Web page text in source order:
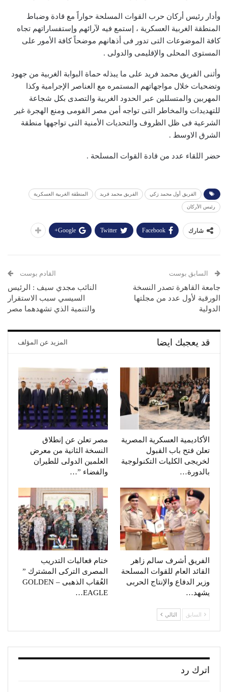
وأدار رئيس أركان حرب القوات المسلحة حواراً مع قادة وضباط
المنطقة الغربية العسكرية ، إستمع فيه لآرائهم وإستفساراتهم تجاه
كافة الموضوعات التى تدور فى أذهانهم موضحاً كافة الأمور على
المستوى المحلى والإقليمى والدولى .
وأثنى الفريق محمد فريد على ما يبذله حماة البوابة الغربية من جهود
وتضحيات خلال مواجهاتهم المستمره مع العناصر الإجرامية وكذا
المهربين والمتسللين عبر الحدود الغربية والتصدى بكل شجاعة
للتهديدات والمخاطر التى تواجه أمن مصر القومى ومنع الهجرة غير
الشرعية فى ظل الظروف والتحديات الأمنية التى تواجهها منطقة
الشرق الاوسط .
حضر اللقاء عدد من قادة القوات المسلحة .
الفريق أول محمد زكي الفريق محمد فريد المنطقة الغربية العسكرية
رئيس الأركان
شارك Facebook
Twitter
Google+
السابق بوست
جامعة القاهرة تصدر النسخة
الورقية لأول عدد من مجلتها
الدولية
القادم بوست
النائب مجدي سيف : الرئيس
السيسي سبب الاستقرار
والتنمية الذي تشهدهما مصر
قد يعجبك ايضا المزيد عن المؤلف
الأكاديمية العسكرية المصرية
تعلن فتح باب القبول
لخريجى الكليات التكنولوجية
بالدورة…
مصر تعلن عن إنطلاق
النسخة الثانية من معرض
العلمين الدولى للطيران
والفضاء ”…
الفريق أشرف سالم زاهر
القائد العام للقوات المسلحة
وزير الدفاع والإنتاج الحربى
يشهد…
ختام فعاليات التدريب
المصرى التركى المشترك ”
العُقاب الذهبى – GOLDEN
EAGLE…
السابق التالي
اترك رد